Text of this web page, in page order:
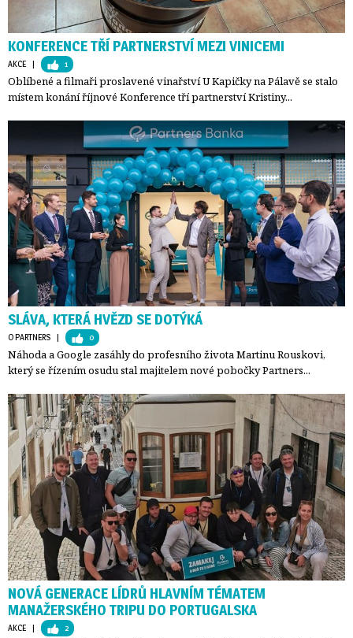
KONFERENCE TŘÍ PARTNERSTVÍ MEZI VINICEMI
AKCE | 1
Oblíbené a filmaři proslavené vinařství U Kapičky na Pálavě se stalo
místem konání říjnové Konference tří partnerství Kristiny...
SLÁVA, KTERÁ HVĚZD SE DOTÝKÁ
O PARTNERS | 0
Náhoda a Google zasáhly do profesního života Martinu Rouskovi,
který se řízením osudu stal majitelem nové pobočky Partners...
NOVÁ GENERACE LÍDRŮ HLAVNÍM TÉMATEM
MANAŽERSKÉHO TRIPU DO PORTUGALSKA
AKCE | 2